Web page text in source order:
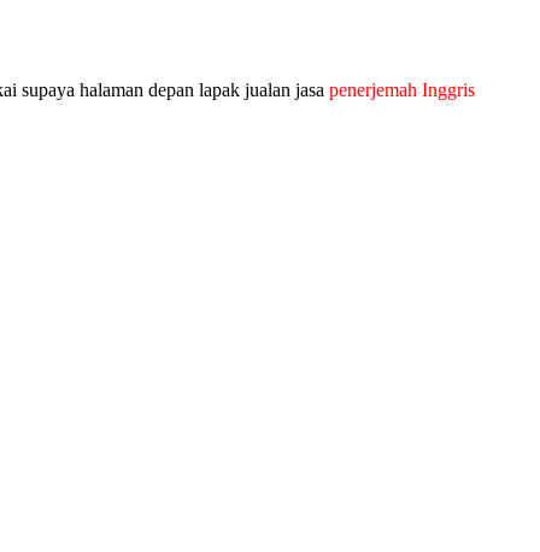
supaya halaman depan lapak jualan jasa penerjemah Inggris